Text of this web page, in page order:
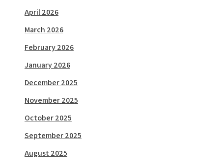
April 2026
March 2026
February 2026
January 2026
December 2025
November 2025
October 2025
September 2025
August 2025